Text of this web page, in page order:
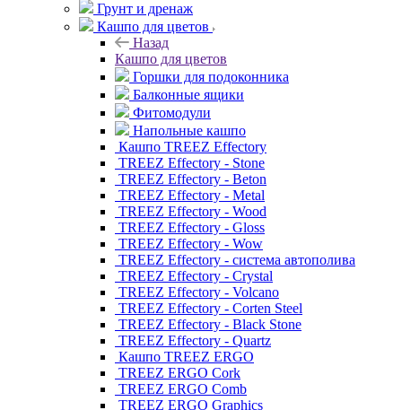
Грунт и дренаж
Кашпо для цветов
Назад
Кашпо для цветов
Горшки для подоконника
Балконные ящики
Фитомодули
Напольные кашпо
Кашпо TREEZ Effectory
TREEZ Effectory - Stone
TREEZ Effectory - Beton
TREEZ Effectory - Metal
TREEZ Effectory - Wood
TREEZ Effectory - Gloss
TREEZ Effectory - Wow
TREEZ Effectory - система автополива
TREEZ Effectory - Crystal
TREEZ Effectory - Volcano
TREEZ Effectory - Corten Steel
TREEZ Effectory - Black Stone
TREEZ Effectory - Quartz
Кашпо TREEZ ERGO
TREEZ ERGO Cork
TREEZ ERGO Comb
TREEZ ERGO Graphics